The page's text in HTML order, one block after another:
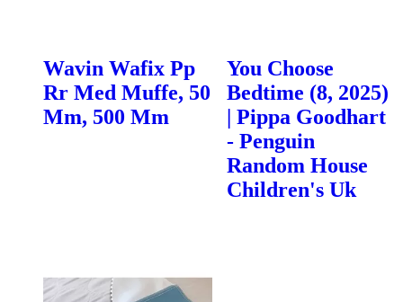
Wavin Wafix Pp
Rr Med Muffe, 50
Mm, 500 Mm
You Choose
Bedtime (8, 2025)
| Pippa Goodhart
- Penguin
Random House
Children's Uk